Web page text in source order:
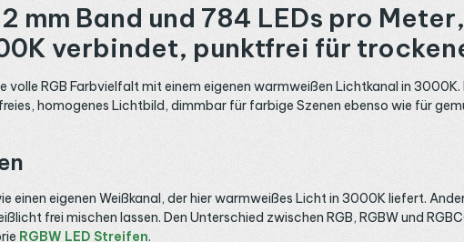
mm Band und 784 LEDs pro
verbindet, punktfrei für
RGB Farbvielfalt mit einem eigenen warmweißen Lichtkanal in 3000K.
homogenes Lichtbild, dimmbar für farbige Szenen ebenso wie für
einen eigenen Weißkanal, der hier warmweißes Licht in 3000K liefert.
frei mischen lassen. Den Unterschied zwischen RGB, RGBW und
RGBW LED Streifen.